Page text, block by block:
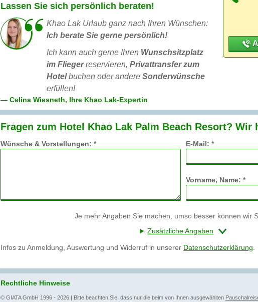
Lassen Sie sich persönlich beraten!
Khao Lak Urlaub ganz nach Ihren Wünschen:
Ich berate Sie gerne persönlich!
Ich kann auch gerne Ihren Wunschsitzplatz
im Fliegerreservieren, Privattransfer zum
Hotelbuchen oder andere Sonderwünsche
erfüllen!
— Celina Wiesneth, Ihre Khao Lak-Expertin
Fragen zum Hotel Khao Lak Palm Beach Resort? Wir
Wünsche & Vorstellungen: * E-Mail: *
Vorname, Name: *
Je mehr Angaben Sie machen, umso besser können wir
Zusätzliche Angaben
Infos zu Anmeldung, Auswertung und Widerruf in unserer Datenschutzerklärung
Rechtliche Hinweise
© GIATA GmbH 1996 - 2026 | Bitte beachten Sie, dass nur die beim von Ihnen ausgewählten